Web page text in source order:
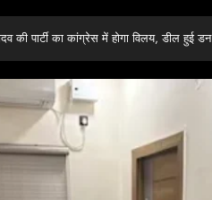
की पार्टी का कांग्रेस में होगा विलय, डील हुई डन